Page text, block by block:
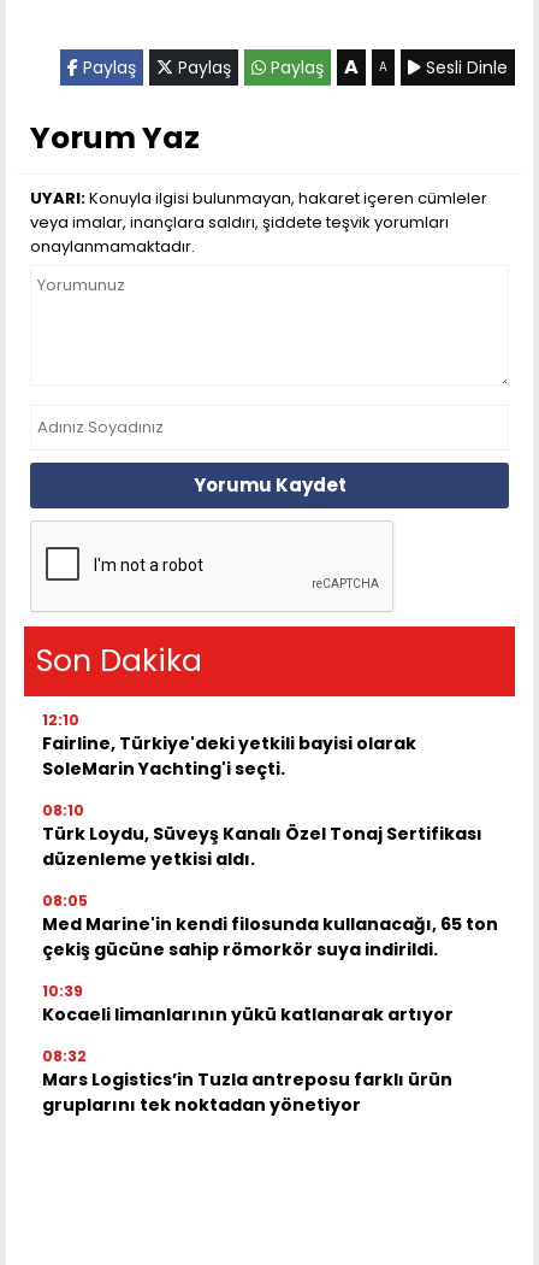
Paylaş Paylaş Paylaş A A Sesli Dinle
Yorum Yaz
UYARI:Konuyla ilgisi bulunmayan, hakaret içeren cümleler
veya imalar, inançlara saldırı, şiddete teşvik yorumları
onaylanmamaktadır.
Yorumu Kaydet
Son Dakika
12:10
Fairline, Türkiye'deki yetkili bayisi olarak
SoleMarin Yachting'i seçti.
08:10
Türk Loydu, Süveyş Kanalı Özel Tonaj Sertifikası
düzenleme yetkisi aldı.
08:05
Med Marine'in kendi filosunda kullanacağı, 65 ton
çekiş gücüne sahip römorkör suya indirildi.
10:39
Kocaeli limanlarının yükü katlanarak artıyor
08:32
Mars Logistics’in Tuzla antreposu farklı ürün
gruplarını tek noktadan yönetiyor